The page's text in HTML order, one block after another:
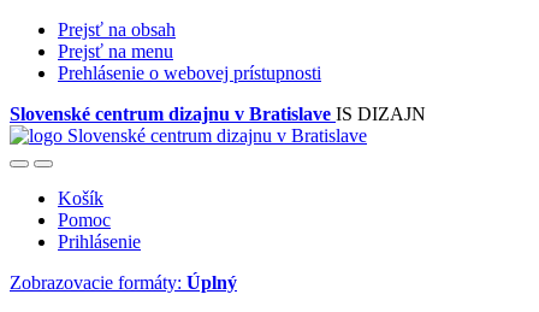
Prejsť na obsah
Prejsť na menu
Prehlásenie o webovej prístupnosti
Slovenské centrum dizajnu v Bratislave IS DIZAJN
Košík
Pomoc
Prihlásenie
Zobrazovacie formáty: Úplný